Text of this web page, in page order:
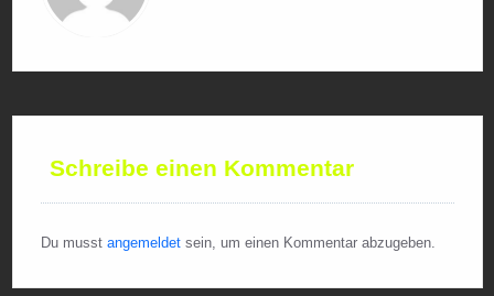
Schreibe einen Kommentar
Du musst angemeldetsein, um einen Kommentar abzugeben.